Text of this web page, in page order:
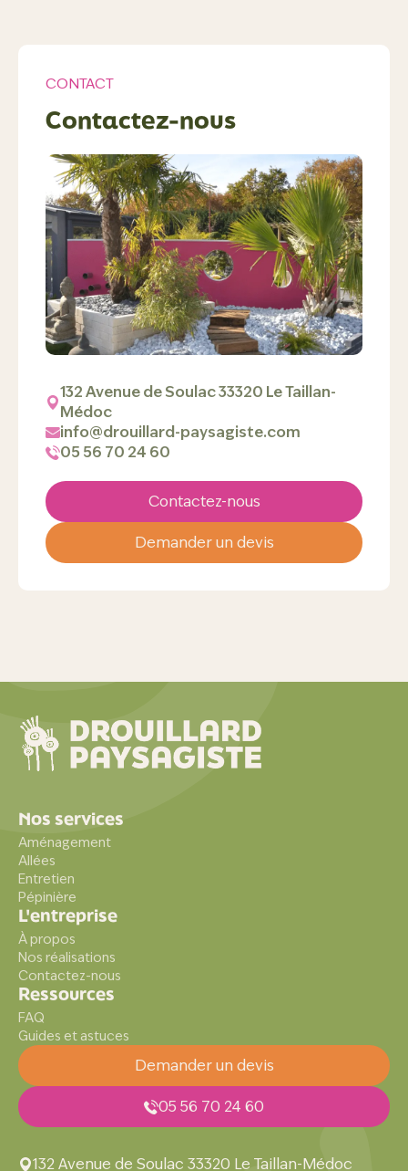
CONTACT
Contactez-nous
132 Avenue de Soulac 33320 Le Taillan-
Médoc
info@drouillard-paysagiste.com
05 56 70 24 60
Contactez-nous
Demander un devis
Nos services
Aménagement
Allées
Entretien
Pépinière
L'entreprise
À propos
Nos réalisations
Contactez-nous
Ressources
FAQ
Guides et astuces
Demander un devis
05 56 70 24 60
132 Avenue de Soulac 33320 Le Taillan-Médoc